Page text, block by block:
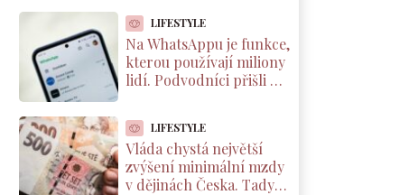
Schillerová
LIFESTYLE
Na WhatsAppu je funkce,
kterou používají miliony
lidí. Podvodníci přišli na
chaty
LIFESTYLE
Vláda chystá největší
zvýšení minimální mzdy
v dějinách Česka. Tady je